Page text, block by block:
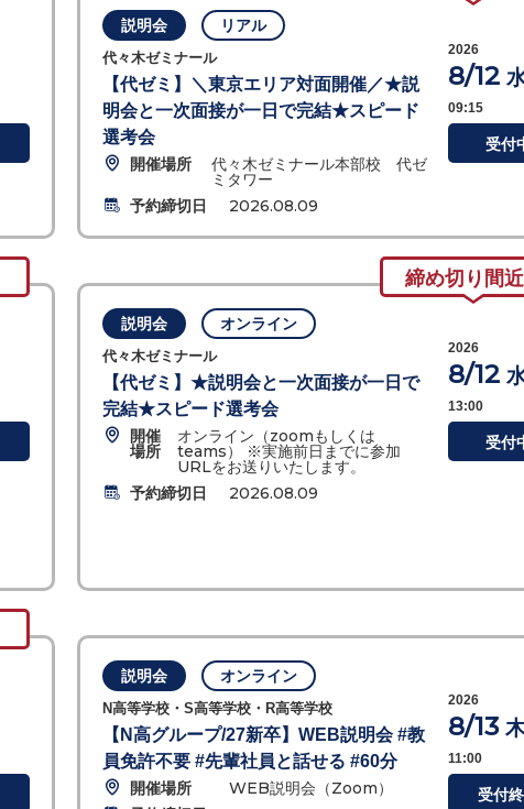
説明会 リアル
代々木ゼミナール
【代ゼミ】＼東京エリア対面開催／★説
明会と一次面接が一日で完結★スピード
選考会
開催場所 代々木ゼミナール本部校 代ゼ
ミタワー
予約締切日
2026.08.09
2026
8/12
09:15
受付
締め切り間近
説明会 オンライン
代々木ゼミナール
【代ゼミ】★説明会と一次面接が一日で
完結★スピード選考会
開催
場所
オンライン（zoomもしくは
teams） ※実施前日までに参加
URLをお送りいたします。
予約締切日
2026.08.09
2026
8/12
13:00
受付
説明会 オンライン
N高等学校・S高等学校・R高等学校
【N高グループ/27新卒】WEB説明会 #教
員免許不要 #先輩社員と話せる #60分
開催場所
WEB説明会（Zoom）
2026
8/13
11:00
受付